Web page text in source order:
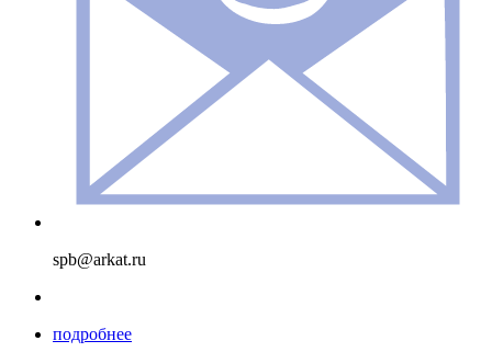
spb@arkat.ru
подробнее